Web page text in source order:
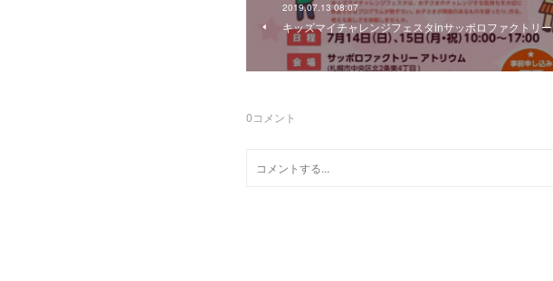
2019.07.13 08:07
キッズマイチャレンジフェスタinサッポロファクトリー
0コメント